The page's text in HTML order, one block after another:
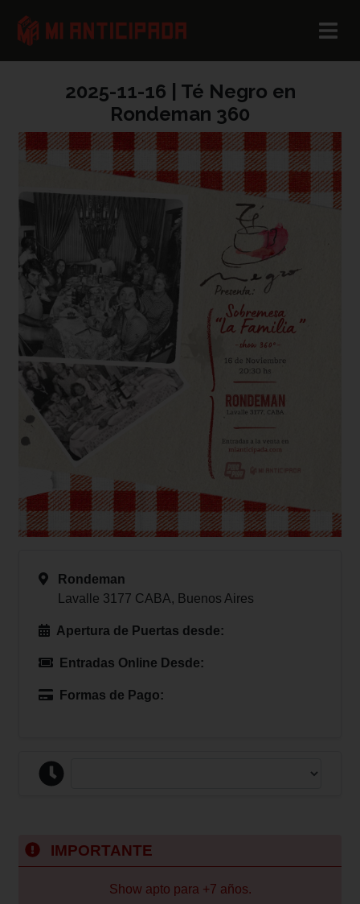
2025-11-16 | Té Negro en
Rondeman 360
Rondeman
Lavalle 3177 CABA, Buenos Aires
Apertura de Puertas desde:
Entradas Online Desde:
Formas de Pago:
IMPORTANTE
Show apto para +7 años.